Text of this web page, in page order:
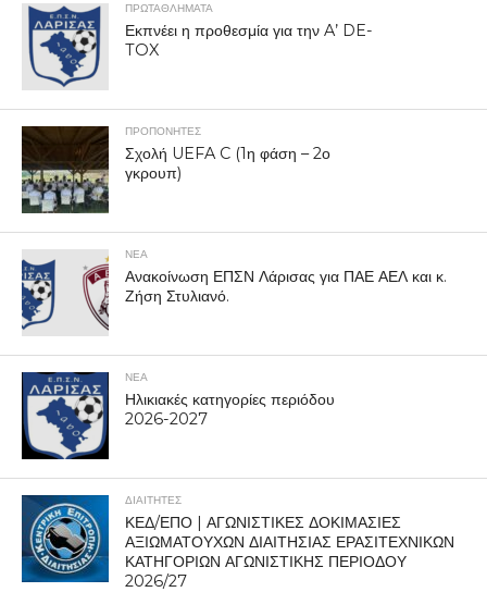
ΠΡΩΤΑΘΛΉΜΑΤΑ
Εκπνέει η προθεσμία για την A’ DE-
TOX
ΠΡΟΠΟΝΗΤΈΣ
Σχολή UEFA C (1η φάση – 2ο
γκρουπ)
ΝΕΑ
Ανακοίνωση ΕΠΣΝ Λάρισας για ΠΑΕ ΑΕΛ και κ.
Ζήση Στυλιανό.
ΝΕΑ
Ηλικιακές κατηγορίες περιόδου
2026-2027
ΔΙΑΙΤΗΤΕΣ
ΚΕΔ/ΕΠΟ | ΑΓΩΝΙΣΤΙΚΕΣ ΔΟΚΙΜΑΣΙΕΣ
ΑΞΙΩΜΑΤΟΥΧΩΝ ΔΙΑΙΤΗΣΙΑΣ ΕΡΑΣΙΤΕΧΝΙΚΩΝ
ΚΑΤΗΓΟΡΙΩΝ ΑΓΩΝΙΣΤΙΚΗΣ ΠΕΡΙΟΔΟΥ
2026/27